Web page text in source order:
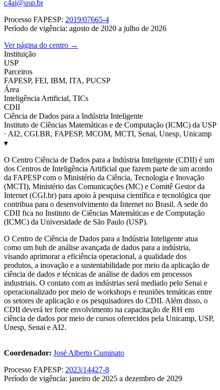
c4ai@usp.br
Processo FAPESP: 2019/07665-4
Período de vigência: agosto de 2020 a julho de 2026
Ver página do centro →
Instituição
USP
Parceiros
FAPESP, FEI, IBM, ITA, PUCSP
Área
Inteligência Artificial, TICs
CDII
Ciência de Dados para a Indústria Inteligente
Instituto de Ciências Matemáticas e de Computação (ICMC) da USP
· AI2, CGI.BR, FAPESP, MCOM, MCTI, Senai, Unesp, Unicamp
▾
O Centro Ciência de Dados para a Indústria Inteligente (CDII) é um
dos Centros de Inteligência Artificial que fazem parte de um acordo
da FAPESP com o Ministério da Ciência, Tecnologia e Inovação
(MCTI), Ministério das Comunicações (MC) e Comitê Gestor da
Internet (CGI.br) para apoio à pesquisa científica e tecnológica que
contribua para o desenvolvimento da Internet no Brasil. A sede do
CDII fica no Instituto de Ciências Matemáticas e de Computação
(ICMC) da Universidade de São Paulo (USP).
O Centro de Ciência de Dados para a Indústria Inteligente atua
como um hub de análise avançada de dados para a indústria,
visando aprimorar a eficiência operacional, a qualidade dos
produtos, a inovação e a sustentabilidade por meio da aplicação de
ciência de dados e técnicas de análise de dados em processos
industriais. O contato com as indústrias será mediado pelo Senai e
operacionalizado por meio de workshops e reuniões temáticas entre
os setores de aplicação e os pesquisadores do CDII. Além disso, o
CDII deverá ter forte envolvimento na capacitação de RH em
ciência de dados por meio de cursos oferecidos pela Unicamp, USP,
Unesp, Senai e AI2.
Coordenador: José Alberto Cuminato
Processo FAPESP: 2023/14427-8
Período de vigência: janeiro de 2025 a dezembro de 2029